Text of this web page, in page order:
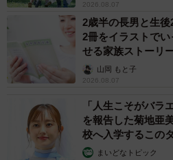
くなったことで、これまでの印象
稿主さんは思わず「北条政子」と
「4月から20kg増えました（笑）
におちゃらけたポーズを決めた
てない？ と急に思いついたん
これを聞いた息子さん自身は、
2026.08.07
2歳半の長男と生
2冊をイラストで
せる家族ストーリ
山岡 もと子
2026.08.07
「人生こそがバラ
を報告した菊地亜
校へ入学するこの
まいどなトピック